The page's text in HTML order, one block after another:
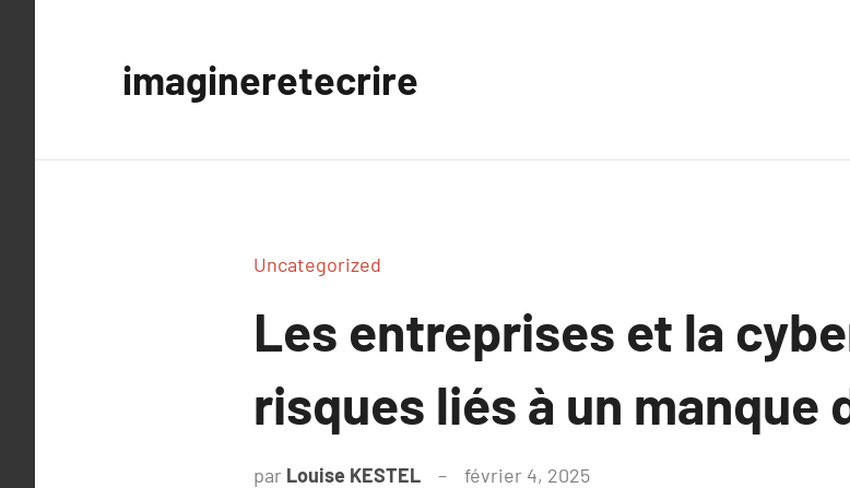
imagineretecrire
Uncategorized
Les entreprises et la
risques liés à un manque
par Louise KESTEL février 4, 2025